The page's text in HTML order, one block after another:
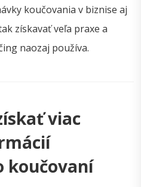
koučovania v biznise aj
získavať veľa praxe a
naozaj používa.
viac
koučovaní